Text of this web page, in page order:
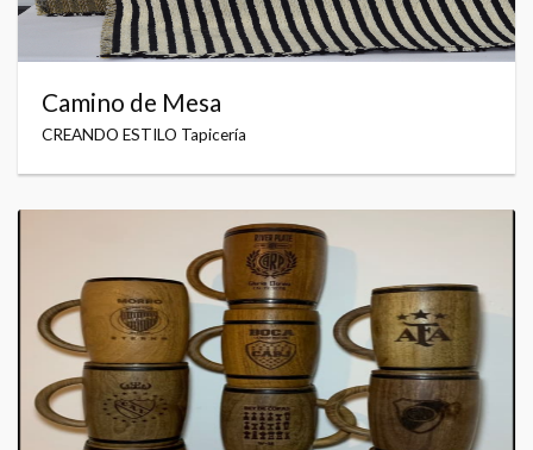
Camino de Mesa
CREANDO ESTILO Tapicería